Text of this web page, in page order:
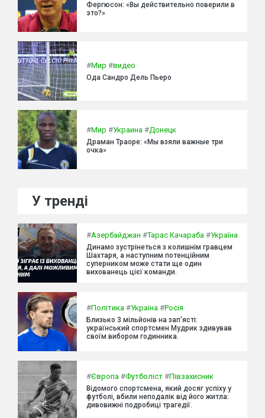
Фергюсон: «Вы действительно поверили в
это?»
#Мир #видео
Ода Сандро Дель Пьеро
#Мир #Украина #Донецк
Драман Траоре: «Мы взяли важные три
очка»
У тренді
#Азербайджан #Тарас Качараба #Україна
Динамо зустрінеться з колишнім гравцем
Шахтаря, а наступним потенційним
суперником може стати ще один
вихованець цієї команди.
#Політика #Україна #Росія
Близько 3 мільйонів на зап'ясті:
український спортсмен Мудрик здивував
своїм вибором годинника.
#Європа #Футболіст #Півзахисник
Відомого спортсмена, який досяг успіху у
футболі, вбили неподалік від його житла:
дивовижні подробиці трагедії.